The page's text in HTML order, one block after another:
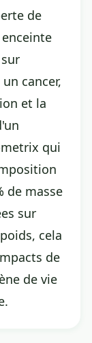
de
cancer,
et la
qui
de masse
sur
cela
de
de vie